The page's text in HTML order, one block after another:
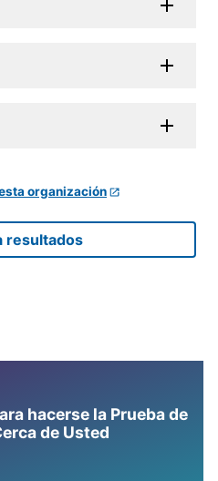
organización
resultados
hacerse la Prueba de
de Usted